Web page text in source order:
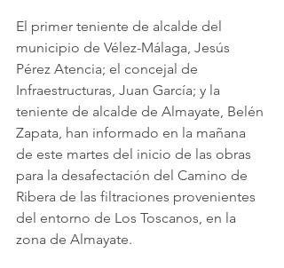
El primer teniente de alcalde del
municipio de Vélez-Málaga, Jesús
Pérez Atencia; el concejal de
Infraestructuras, Juan García; y la
teniente de alcalde de Almayate, Belén
Zapata, han informado en la mañana
de este martes del inicio de las obras
para la desafectación del Camino de
Ribera de las filtraciones provenientes
del entorno de Los Toscanos, en la
zona de Almayate.